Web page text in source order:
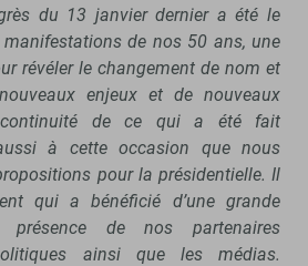
du 13 janvier dernier a été le
de nos 50 ans, une
révéler le changement de nom et
enjeux et de nouveaux
de ce qui a été fait
à cette occasion que nous
pour la présidentielle. Il
qui a bénéficié d’une grande
de nos partenaires
ainsi que les médias.